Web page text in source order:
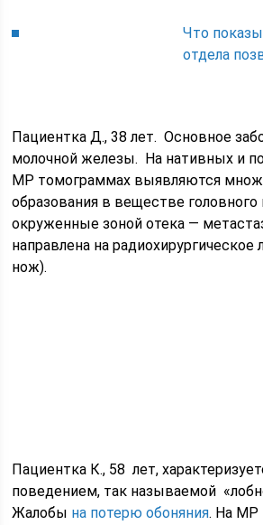
Что
отдела
Пациентка Д., 38 лет. Основное
молочной железы. На нативных и
МР томограммах выявляются
образования в веществе головного
окруженные зоной отека —
направлена на радиохирургическое
нож).
Пациентка К., 58 лет,
поведением, так называемой
Жалобы на потерю обоняния. На МР